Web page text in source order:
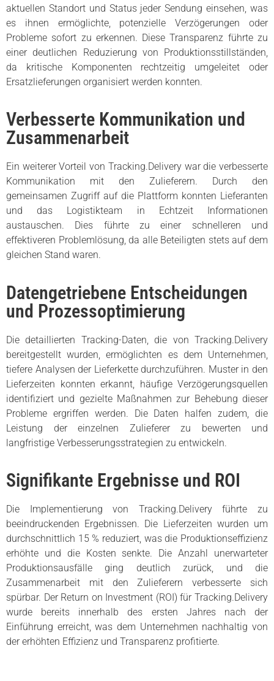
aktuellen Standort und Status jeder Sendung einsehen, was
es ihnen ermöglichte, potenzielle Verzögerungen oder
Probleme sofort zu erkennen. Diese Transparenz führte zu
einer deutlichen Reduzierung von Produktionsstillständen,
da kritische Komponenten rechtzeitig umgeleitet oder
Ersatzlieferungen organisiert werden konnten.
Verbesserte Kommunikation und
Zusammenarbeit
Ein weiterer Vorteil von Tracking.Delivery war die verbesserte
Kommunikation mit den Zulieferern. Durch den
gemeinsamen Zugriff auf die Plattform konnten Lieferanten
und das Logistikteam in Echtzeit Informationen
austauschen. Dies führte zu einer schnelleren und
effektiveren Problemlösung, da alle Beteiligten stets auf dem
gleichen Stand waren.
Datengetriebene Entscheidungen
und Prozessoptimierung
Die detaillierten Tracking-Daten, die von Tracking.Delivery
bereitgestellt wurden, ermöglichten es dem Unternehmen,
tiefere Analysen der Lieferkette durchzuführen. Muster in den
Lieferzeiten konnten erkannt, häufige Verzögerungsquellen
identifiziert und gezielte Maßnahmen zur Behebung dieser
Probleme ergriffen werden. Die Daten halfen zudem, die
Leistung der einzelnen Zulieferer zu bewerten und
langfristige Verbesserungsstrategien zu entwickeln.
Signifikante Ergebnisse und ROI
Die Implementierung von Tracking.Delivery führte zu
beeindruckenden Ergebnissen. Die Lieferzeiten wurden um
durchschnittlich 15 % reduziert, was die Produktionseffizienz
erhöhte und die Kosten senkte. Die Anzahl unerwarteter
Produktionsausfälle ging deutlich zurück, und die
Zusammenarbeit mit den Zulieferern verbesserte sich
spürbar. Der Return on Investment (ROI) für Tracking.Delivery
wurde bereits innerhalb des ersten Jahres nach der
Einführung erreicht, was dem Unternehmen nachhaltig von
der erhöhten Effizienz und Transparenz profitierte.